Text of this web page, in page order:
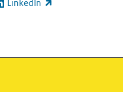
LinkedIn
link)